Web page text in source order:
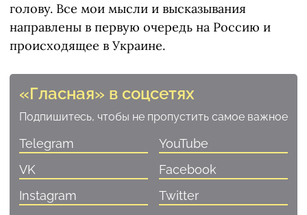
голову. Все мои мысли и высказывания
направлены в первую очередь на Россию и
происходящее в Украине.
«Гласная» в соцсетях
Подпишитесь, чтобы не пропустить самое важное
Telegram
YouTube
VK
Facebook
Instagram
Twitter